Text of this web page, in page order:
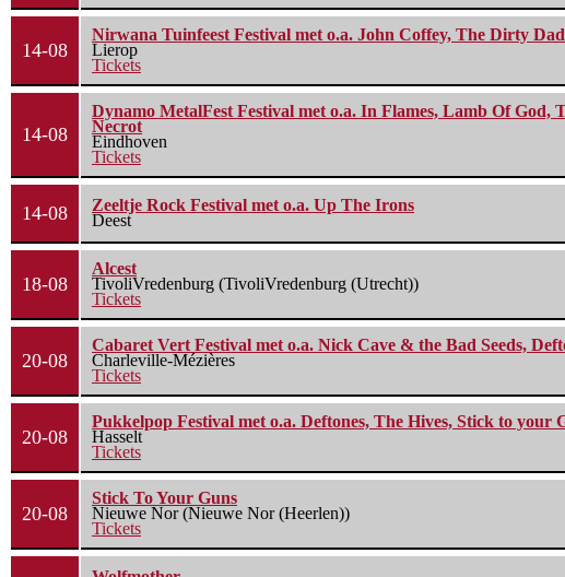
14-08
Nirwana Tuinfeest Festival met o.a. John Coffey, The Dirty
Lierop
Tickets
14-08
Dynamo MetalFest Festival met o.a. In Flames, Lamb Of
Necrot
Eindhoven
Tickets
14-08
Zeeltje Rock Festival met o.a. Up The Irons
Deest
18-08
Alcest
TivoliVredenburg (TivoliVredenburg (Utrecht))
Tickets
20-08
Cabaret Vert Festival met o.a. Nick Cave & the Bad Seeds,
Charleville-Mézières
Tickets
20-08
Pukkelpop Festival met o.a. Deftones, The Hives, Stick to your
Hasselt
Tickets
20-08
Stick To Your Guns
Nieuwe Nor (Nieuwe Nor (Heerlen))
Tickets